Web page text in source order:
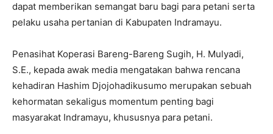
dapat memberikan semangat baru bagi para petani serta
pelaku usaha pertanian di Kabupaten Indramayu.
Penasihat Koperasi Bareng-Bareng Sugih, H. Mulyadi,
S.E., kepada awak media mengatakan bahwa rencana
kehadiran Hashim Djojohadikusumo merupakan sebuah
kehormatan sekaligus momentum penting bagi
masyarakat Indramayu, khususnya para petani.